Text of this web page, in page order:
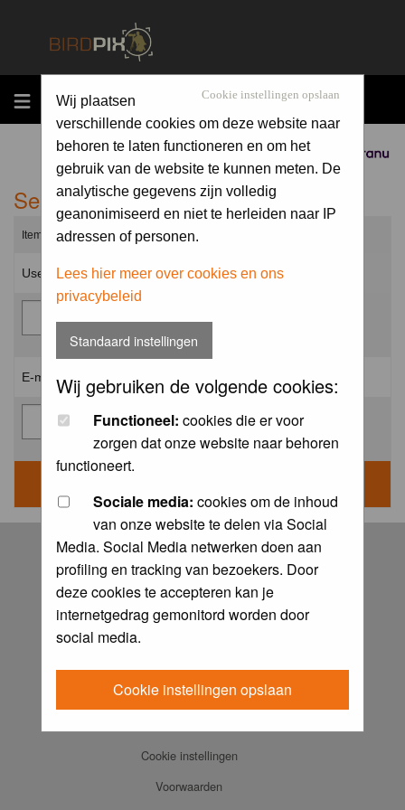
MENU
Sponsored by
Cookie instellingen opslaan
Wij plaatsen
verschillende cookies om deze website naar
behoren te laten functioneren en om het
gebruik van de website te kunnen meten. De
analytische gegevens zijn volledig
geanonimiseerd en niet te herleiden naar IP
adressen of personen.
Lees hier meer over cookies en ons
privacybeleid
Standaard instellingen
Wij gebruiken de volgende cookies:
Functioneel: cookies die er voor
zorgen dat onze website naar behoren
functioneert.
Sociale media: cookies om de inhoud
van onze website te delen via Social
Media. Social Media netwerken doen aan
profiling en tracking van bezoekers. Door
deze cookies te accepteren kan je
internetgedrag gemonitord worden door
social media.
Cookie instellingen opslaan
Send me a new password
Items marked with a * are required unless stated otherwise.
Username: *
E-mail address: *
Log in
FAQ
Contact
Praktijkboeken
Cookie instellingen
Voorwaarden